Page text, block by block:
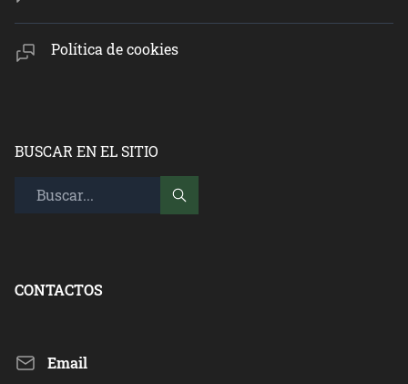
Política de cookies
BUSCAR EN EL SITIO
CONTACTOS
Email